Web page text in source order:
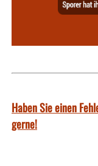
Haben Sie einen
gerne!